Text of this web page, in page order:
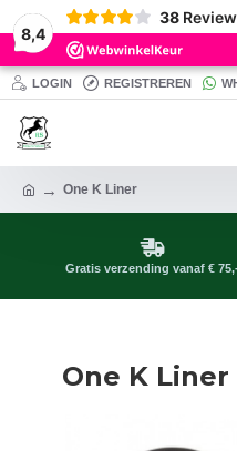
8,4
38
LOGIN REGISTREREN
One K Liner
Gratis verzending vanaf €
One K Liner